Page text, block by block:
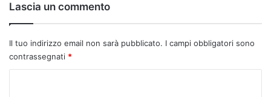
Lascia un commento
Il tuo indirizzo email non sarà pubblicato. I campi obbligatori sono
contrassegnati *